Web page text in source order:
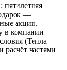
—
акции.
в компании
(Тепла
расчёт частями